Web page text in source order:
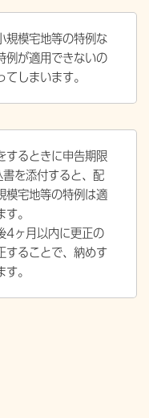
規模宅地等の特例な
例が適用できないの
しまいます。
するときに申告期限
を添付すると、配
模宅地等の特例は適
。
4ヶ月以内に更正の
することで、納めす
。